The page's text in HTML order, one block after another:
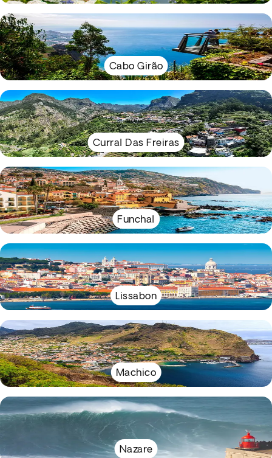
Cabo Girão
Curral Das Freiras
Funchal
Lissabon
Machico
Nazare